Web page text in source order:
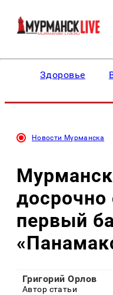
Здоровье
Новости Мурманска
досрочно
первый
Григорий Орлов
Автор статьи